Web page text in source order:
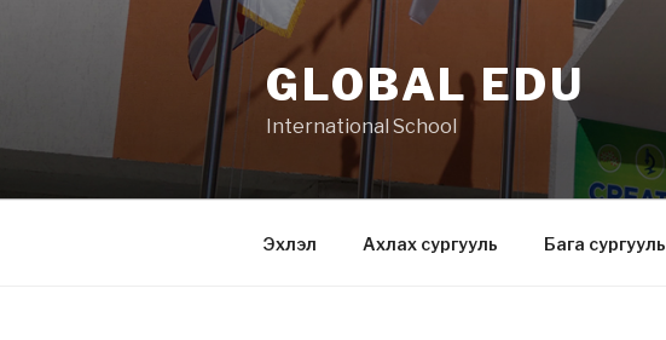
GLOBAL EDU
International School
Эхлэл Ахлах сургууль Бага сургууль